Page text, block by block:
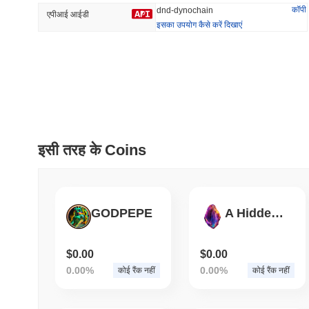
एपीआई आईडी dnd-dynochain
कॉपी
इसका उपयोग कैसे करें दिखाएं
इसी तरह के Coins
GODPEPE
$0.00
0.00% कोई रैंक नहीं
A Hidden Gem
$0.00
0.00% कोई रैंक नहीं